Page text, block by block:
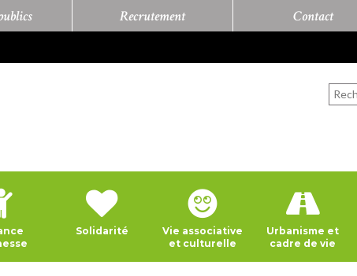
Recrutement Contact
Solidarité
Vie associative
et culturelle
Urbanisme et
cadre de vie